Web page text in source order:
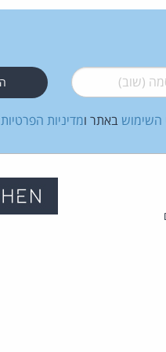
(שוב)*
השימוש באתר ומדיניות הפרטיות